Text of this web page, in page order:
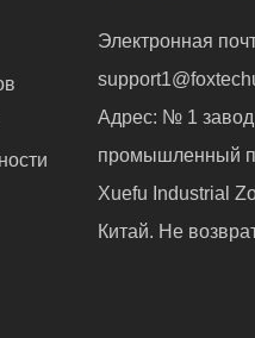
Электронная
Адрес: № 1
промышленный
Xuefu Industrial
Китай. Не